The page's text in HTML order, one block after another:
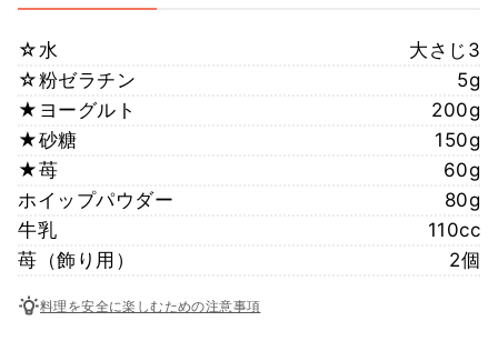
☆水
大さじ3
☆粉ゼラチン
5g
★ヨーグルト
200g
★砂糖
150g
★苺
60g
ホイップパウダー
80g
牛乳
110cc
苺（飾り用）
2個
料理を安全に楽しむための注意事項